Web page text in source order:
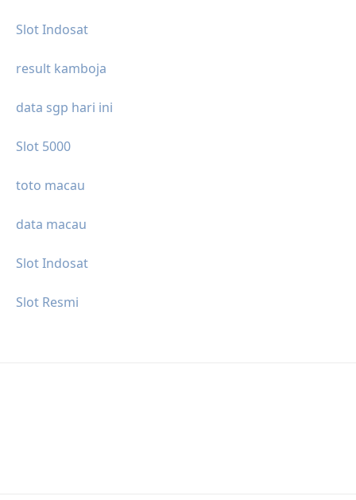
Slot Indosat
result kamboja
data sgp hari ini
Slot 5000
toto macau
data macau
Slot Indosat
Slot Resmi